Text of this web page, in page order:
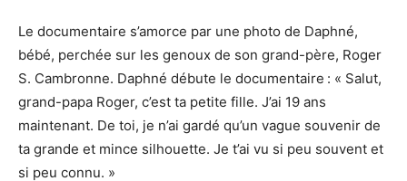
Le documentaire s’amorce par une photo de Daphné,
bébé, perchée sur les genoux de son grand-père, Roger
S. Cambronne. Daphné débute le documentaire : « Salut,
grand-papa Roger, c’est ta petite fille. J’ai 19 ans
maintenant. De toi, je n’ai gardé qu’un vague souvenir de
ta grande et mince silhouette. Je t’ai vu si peu souvent et
si peu connu. »